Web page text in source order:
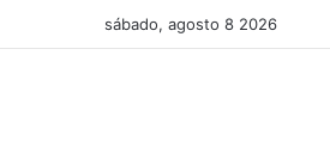
sábado, agosto 8 2026